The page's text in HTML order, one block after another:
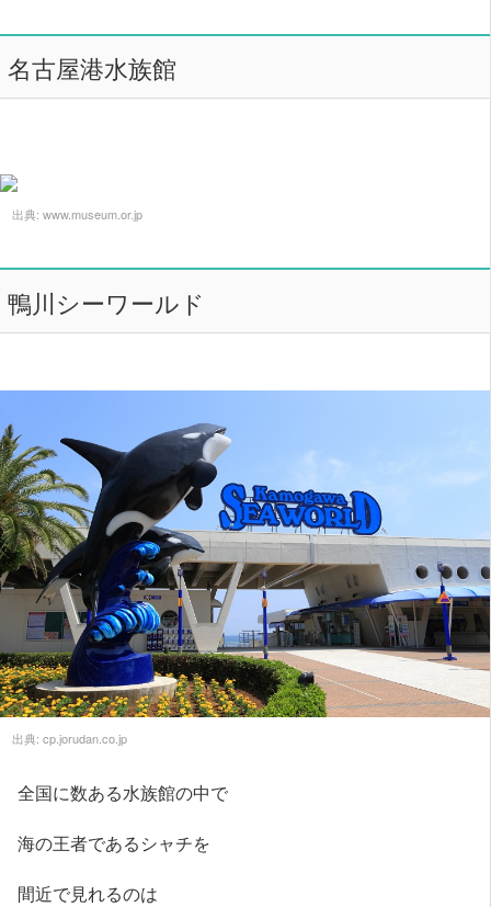
名古屋港水族館
出典: www.museum.or.jp
鴨川シーワールド
出典: cp.jorudan.co.jp
全国に数ある水族館の中で
海の王者であるシャチを
間近で見れるのは